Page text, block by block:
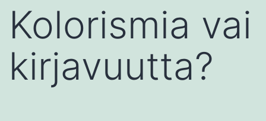
Kolorismia vai
kirjavuutta?